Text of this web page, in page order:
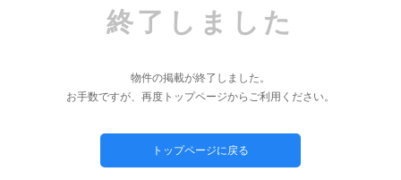
終了しました
物件の掲載が終了しました。
お手数ですが、再度トップページからご利用ください。
トップページに戻る